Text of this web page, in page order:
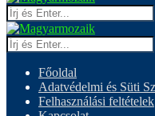
Főoldal
Adatvédelmi és Süti
Felhasználási feltételek